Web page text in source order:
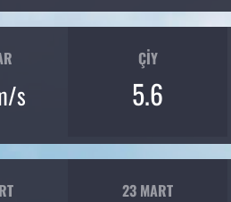
s
ÇIY
5.6
23 MART